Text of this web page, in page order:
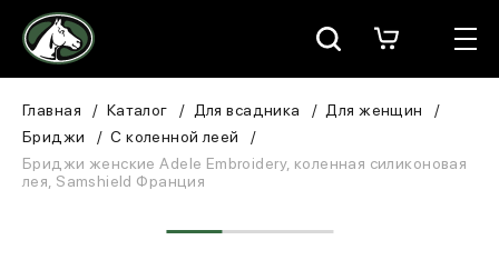
Москва
Для всадника
Главная Каталог Для всадника
Для женщин
Бриджи
С коленной леей
Бриджи женские Adele Embroidery, коленная силиконовая
лея, Samshield Франция